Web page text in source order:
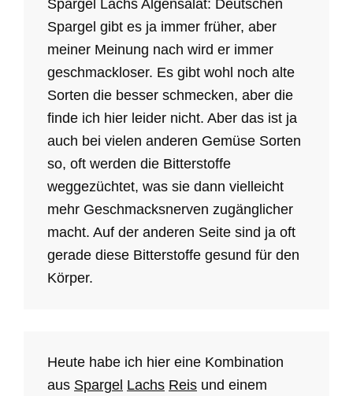
Spargel Lachs Algensalat: Deutschen
Spargel gibt es ja immer früher, aber
meiner Meinung nach wird er immer
geschmackloser. Es gibt wohl noch alte
Sorten die besser schmecken, aber die
finde ich hier leider nicht. Aber das ist ja
auch bei vielen anderen Gemüse Sorten
so, oft werden die Bitterstoffe
weggezüchtet, was sie dann vielleicht
mehr Geschmacksnerven zugänglicher
macht. Auf der anderen Seite sind ja oft
gerade diese Bitterstoffe gesund für den
Körper.
Heute habe ich hier eine Kombination
aus Spargel Lachs Reis und einem